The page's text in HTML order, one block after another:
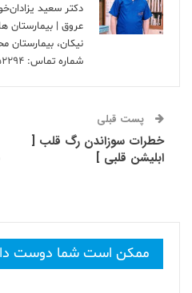
دکتر سعید
عروق | بیمارستان
نیکان، بیمارستان
شماره تماس:
پست قبلی
خطرات سوزاندن رگ قلب [
ابلیشن قلبی ]
ممکن است شما دوست